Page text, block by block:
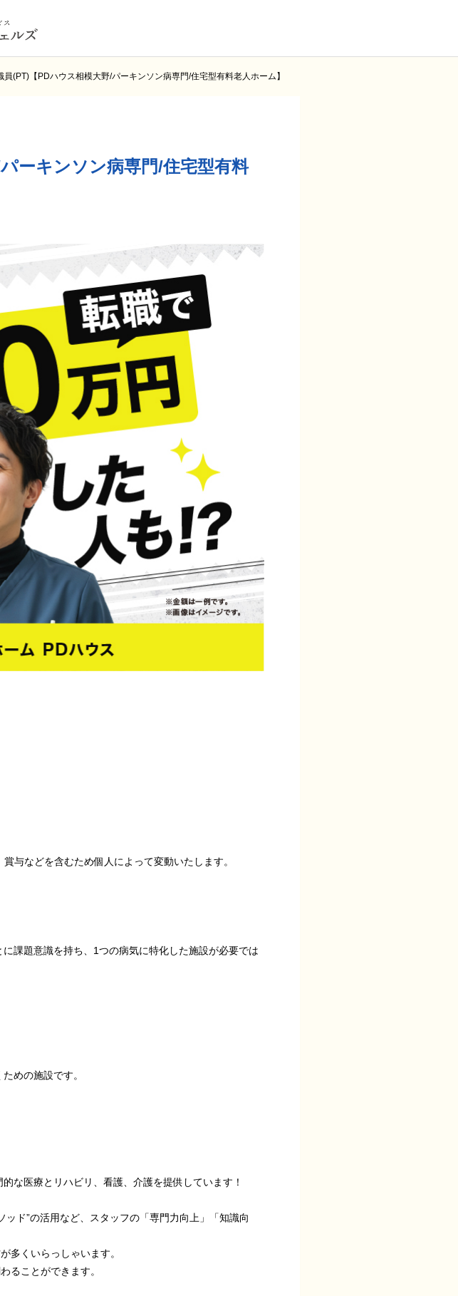
員(PT)【PDハウス相模大野/パーキンソン病専門/住宅型有料老人ホーム】
ーキンソン病専門/住宅型有料
与などを含むため個人によって変動いたします。
課題意識を持ち、1つの病気に特化した施設が必要では
めの施設です。
な医療とリハビリ、看護、介護を提供しています！
ド”の活用など、スタッフの「専門力向上」「知識向
多くいらっしゃいます。
ることができます。